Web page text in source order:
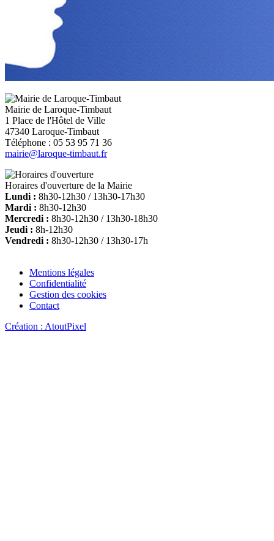
Mairie de Laroque-Timbaut
1 Place de l'Hôtel de Ville
47340 Laroque-Timbaut
Téléphone : 05 53 95 71 36
mairie@laroque-timbaut.fr
Horaires d'ouverture de la Mairie
Lundi : 8h30-12h30 / 13h30-17h30
Mardi : 8h30-12h30
Mercredi : 8h30-12h30 / 13h30-18h30
Jeudi : 8h-12h30
Vendredi : 8h30-12h30 / 13h30-17h
Mentions légales
Confidentialité
Gestion des cookies
Contact
Création : AtoutPixel